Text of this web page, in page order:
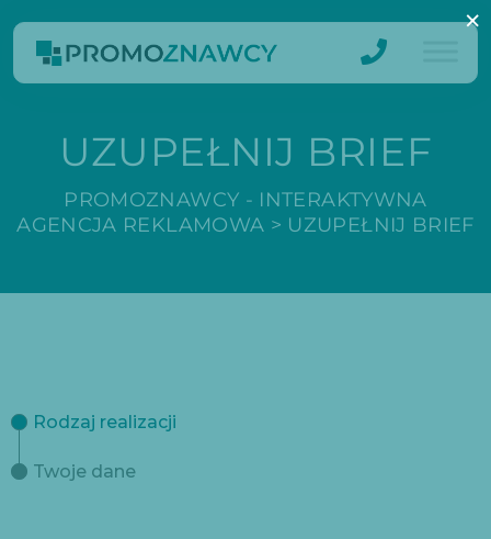
UZUPEŁNIJ BRIEF
PROMOZNAWCY - INTERAKTYWNA
AGENCJA REKLAMOWA > UZUPEŁNIJ BRIEF
Rodzaj realizacji
Twoje dane
×